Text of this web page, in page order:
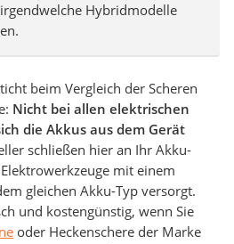
Hybridmodelle
beim Vergleich der Scheren
Nicht bei allen elektrischen
die Akkus aus dem Gerät
schließen hier an Ihr Akku-
mit einem
gleichen Akku-Typ versorgt.
und kostengünstig, wenn Sie
oder Heckenschere der Marke